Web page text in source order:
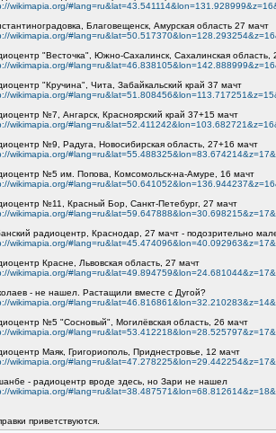
wikimapia.org/
Благовещенск, Амурская область 27 мачт
wikimapia.org/
"Весточка", Южно-Сахалинск, Сахалинская область,
wikimapia.org/
"Кручина", Чита, Забайкальский край 37 мачт
wikimapia.org/
№7, Ангарск, Красноярский край 37+15 мачт
wikimapia.org/
№9, Радуга, Новосибирская область, 27+16 мачт
wikimapia.org/
№5 им. Попова, Комсомольск-на-Амуре, 16 мачт
wikimapia.org/
№11, Красный Бор, Санкт-Петебург, 27 мачт
wikimapia.org/
радиоцентр, Краснодар, 27 мачт - подозрительно
wikimapia.org/
Красне, Львовская область, 27 мачт
wikimapia.org/
- не нашел. Растащили вместе с Дугой?
wikimapia.org/
№5 "Сосновый", Могилёвская область, 26 мачт
wikimapia.org/
Маяк, Григориополь, Приднестровье, 12 мачт
wikimapia.org/
- радиоцентр вроде здесь, но Зари не нашел
wikimapia.org/
приветствуются.